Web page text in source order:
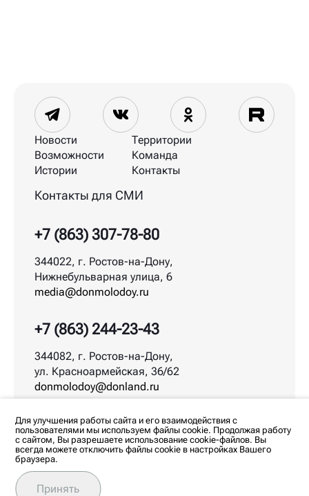
+7 (863) 244-23-43
344082, г. Ростов-на-Дону,
ул. Красноармейская, 36/62
donmolodoy@donland.ru
Контакты для СМИ
+7 (863) 307-78-80
344022, г. Ростов-на-Дону,
Нижнебульварная улица, 6
media@donmolodoy.ru
Новости
Возможности
Истории
Территории
Команда
Контакты
Любое использование материалов допускается
только с согласия редакции. Все права на
изображения и тексты принадлежат их авторам.
Для улучшения работы сайта и его взаимодействия с
пользователями мы используем файлы cookie. Продолжая работу
с сайтом, Вы разрешаете использование cookie-файлов. Вы
всегда можете отключить файлы cookie в настройках Вашего
браузера.
Принять